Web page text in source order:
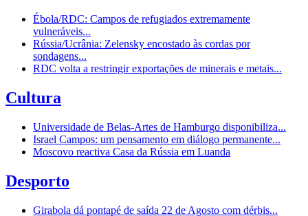
Ébola/RDC: Campos de refugiados extremamente
vulneráveis...
Rússia/Ucrânia: Zelensky encostado às cordas por
sondagens...
RDC volta a restringir exportações de minerais e metais...
Cultura
Universidade de Belas-Artes de Hamburgo disponibiliza...
Israel Campos: um pensamento em diálogo permanente...
Moscovo reactiva Casa da Rússia em Luanda
Desporto
Girabola dá pontapé de saída 22 de Agosto com dérbis...